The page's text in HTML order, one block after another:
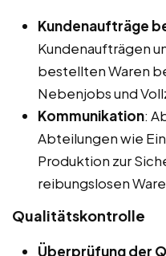
Kundenaufträge
Kundenaufträgen
bestellten Waren
Nebenjobs und
Kommunikation:
Abteilungen wie
Produktion zur
reibungslosen
Qualitätskontrolle
Überprüfung der